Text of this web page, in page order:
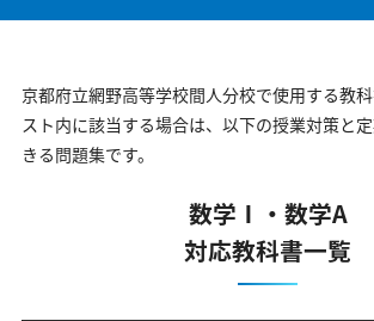
京都府立網野高等学校間人分校で使用する教
スト内に該当する場合は、以下の授業対策と
きる問題集です。
数学Ⅰ・数学A
対応教科書一覧